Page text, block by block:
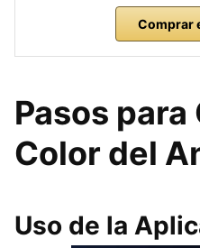
Comprar
Pasos
Color del
Uso de la